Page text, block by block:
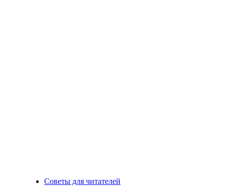
Советы для читателей